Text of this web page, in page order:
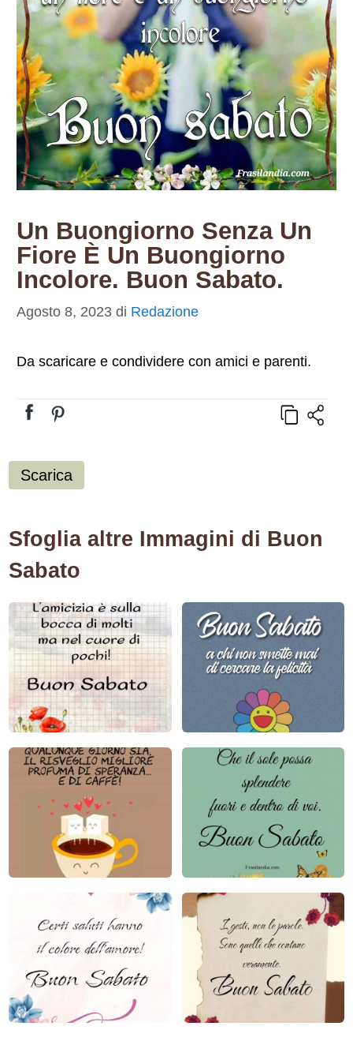
Un Buongiorno Senza Un
Fiore È Un Buongiorno
Incolore. Buon Sabato.
Agosto 8, 2023 di Redazione
Da scaricare e condividere con amici e parenti.
Scarica
Sfoglia altre Immagini di Buon
Sabato